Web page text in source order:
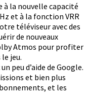
à la nouvelle capacité
et à la fonction VRR
téléviseur avec des
de nouveaux
Atmos pour profiter
jeu.
peu d’aide de Google.
et bien plus
et les